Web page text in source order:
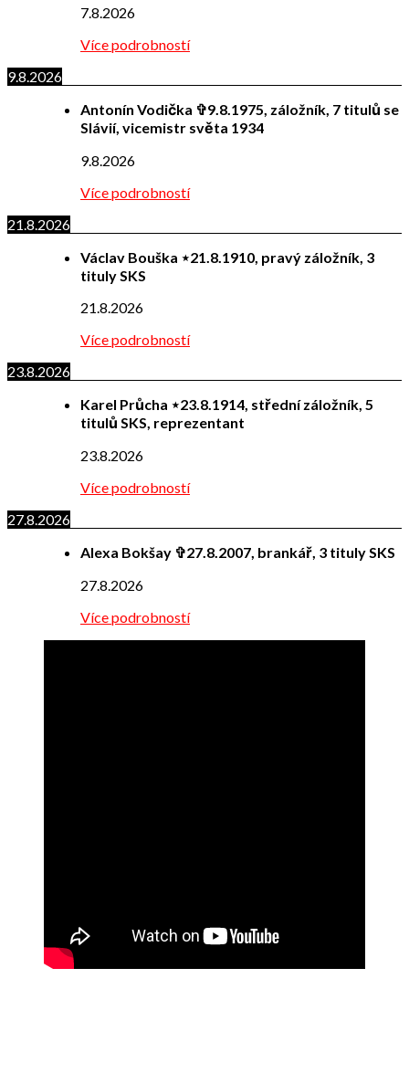
7.8.2026
Více podrobností
9.8.2026
Antonín Vodička ✞9.8.1975, záložník, 7 titulů se
Slávií, vicemistr světa 1934
9.8.2026
Více podrobností
21.8.2026
Václav Bouška ⋆21.8.1910, pravý záložník, 3
tituly SKS
21.8.2026
Více podrobností
23.8.2026
Karel Průcha ⋆23.8.1914, střední záložník, 5
titulů SKS, reprezentant
23.8.2026
Více podrobností
27.8.2026
Alexa Bokšay ✞27.8.2007, brankář, 3 tituly SKS
27.8.2026
Více podrobností